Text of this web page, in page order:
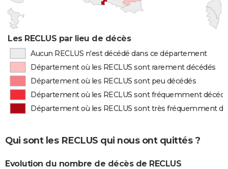
Les RECLUS par lieu de décès
Aucun RECLUS n'est décédé dans ce département
Département où les RECLUS sont rarement décédés
Département où les RECLUS sont peu décédés
Département où les RECLUS sont fréquemment
Département où les RECLUS sont très fréquemment
Qui sont les RECLUS qui nous ont quittés ?
Evolution du nombre de décès de RECLUS